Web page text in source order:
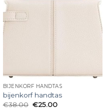
BIJENKORF HANDTAS
bijenkorf handtas
€38.00 €25.00